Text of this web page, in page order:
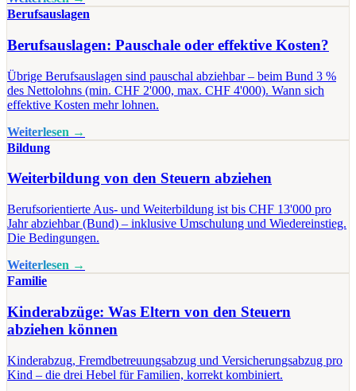
Berufsauslagen
Berufsauslagen: Pauschale oder effektive Kosten?
Übrige Berufsauslagen sind pauschal abziehbar – beim Bund 3 %
des Nettolohns (min. CHF 2'000, max. CHF 4'000). Wann sich
effektive Kosten mehr lohnen.
Weiterlesen →
Bildung
Weiterbildung von den Steuern abziehen
Berufsorientierte Aus- und Weiterbildung ist bis CHF 13'000 pro
Jahr abziehbar (Bund) – inklusive Umschulung und Wiedereinstieg.
Die Bedingungen.
Weiterlesen →
Familie
Kinderabzüge: Was Eltern von den Steuern
abziehen können
Kinderabzug, Fremdbetreuungsabzug und Versicherungsabzug pro
Kind – die drei Hebel für Familien, korrekt kombiniert.